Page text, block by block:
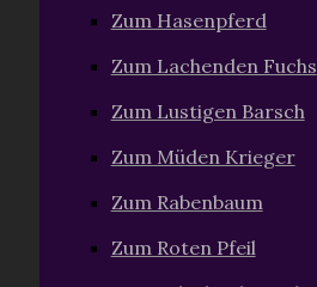
Zum Hasenpferd
Zum Lachenden Fuchs
Zum Lustigen Barsch
Zum Müden Krieger
Zum Rabenbaum
Zum Roten Pfeil